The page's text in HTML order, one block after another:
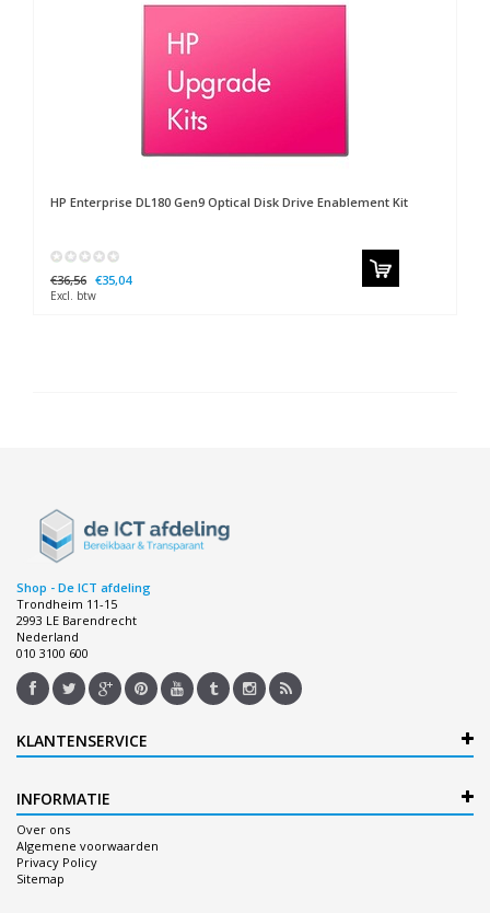
HP Enterprise DL180 Gen9 Optical Disk Drive Enablement Kit
€36,56 €35,04
Excl. btw
Shop - De ICT afdeling
Trondheim 11-15
2993 LE Barendrecht
Nederland
010 3100 600
KLANTENSERVICE
INFORMATIE
Over ons
Algemene voorwaarden
Privacy Policy
Sitemap